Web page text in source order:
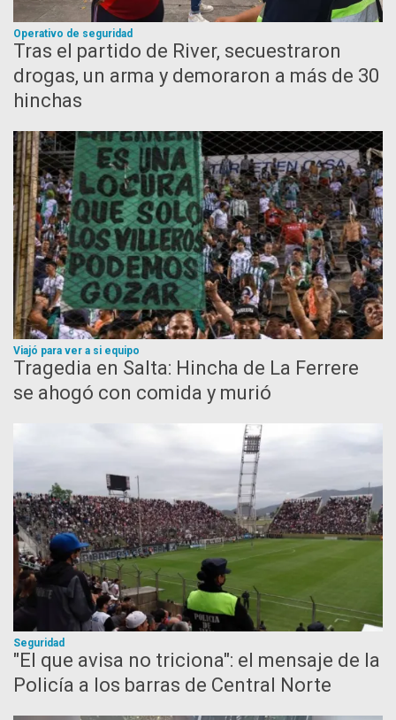
Operativo de seguridad
Tras el partido de River, secuestraron
drogas, un arma y demoraron a más de 30
hinchas
Viajó para ver a si equipo
Tragedia en Salta: Hincha de La Ferrere
se ahogó con comida y murió
Seguridad
"El que avisa no triciona": el mensaje de la
Policía a los barras de Central Norte